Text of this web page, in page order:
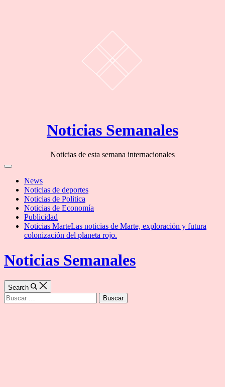
Noticias Semanales
Noticias de esta semana internacionales
Off
CanvasNews
Noticias de deportes
Noticias de Politica
Noticias de Economía
Publicidad
Noticias MarteLas noticias de Marte, exploración y futura
colonización del planeta rojo.
Noticias Semanales
Search
Buscar: